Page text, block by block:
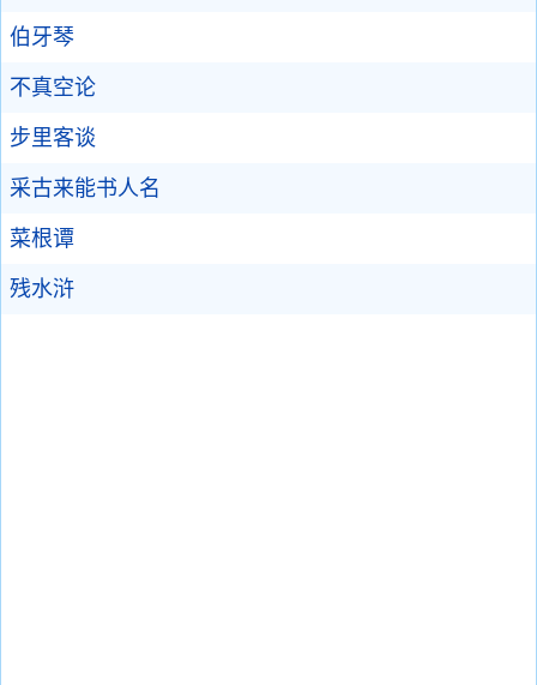
伯牙琴
不真空论
步里客谈
采古来能书人名
菜根谭
残水浒